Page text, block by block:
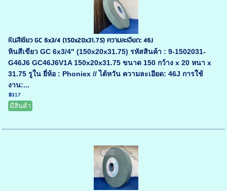
หินสีเขียว GC 6x3/4 (150x20x31.75) ความละเอียด: 46J
หินสีเขียว GC 6x3/4" (150x20x31.75) รหัสสินค้า : 9-1502031-
G46J6 GC46J6V1A 150x20x31.75 ขนาด 150 กว้าง x 20 หนา x
31.75 รูใน ยี่ห้อ : Phoniex // ไต้หวัน ความละเอียด: 46J การใช้
งาน:...
฿317
มีสินค้า